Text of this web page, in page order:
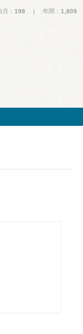
： 198 | 年間： 1,809